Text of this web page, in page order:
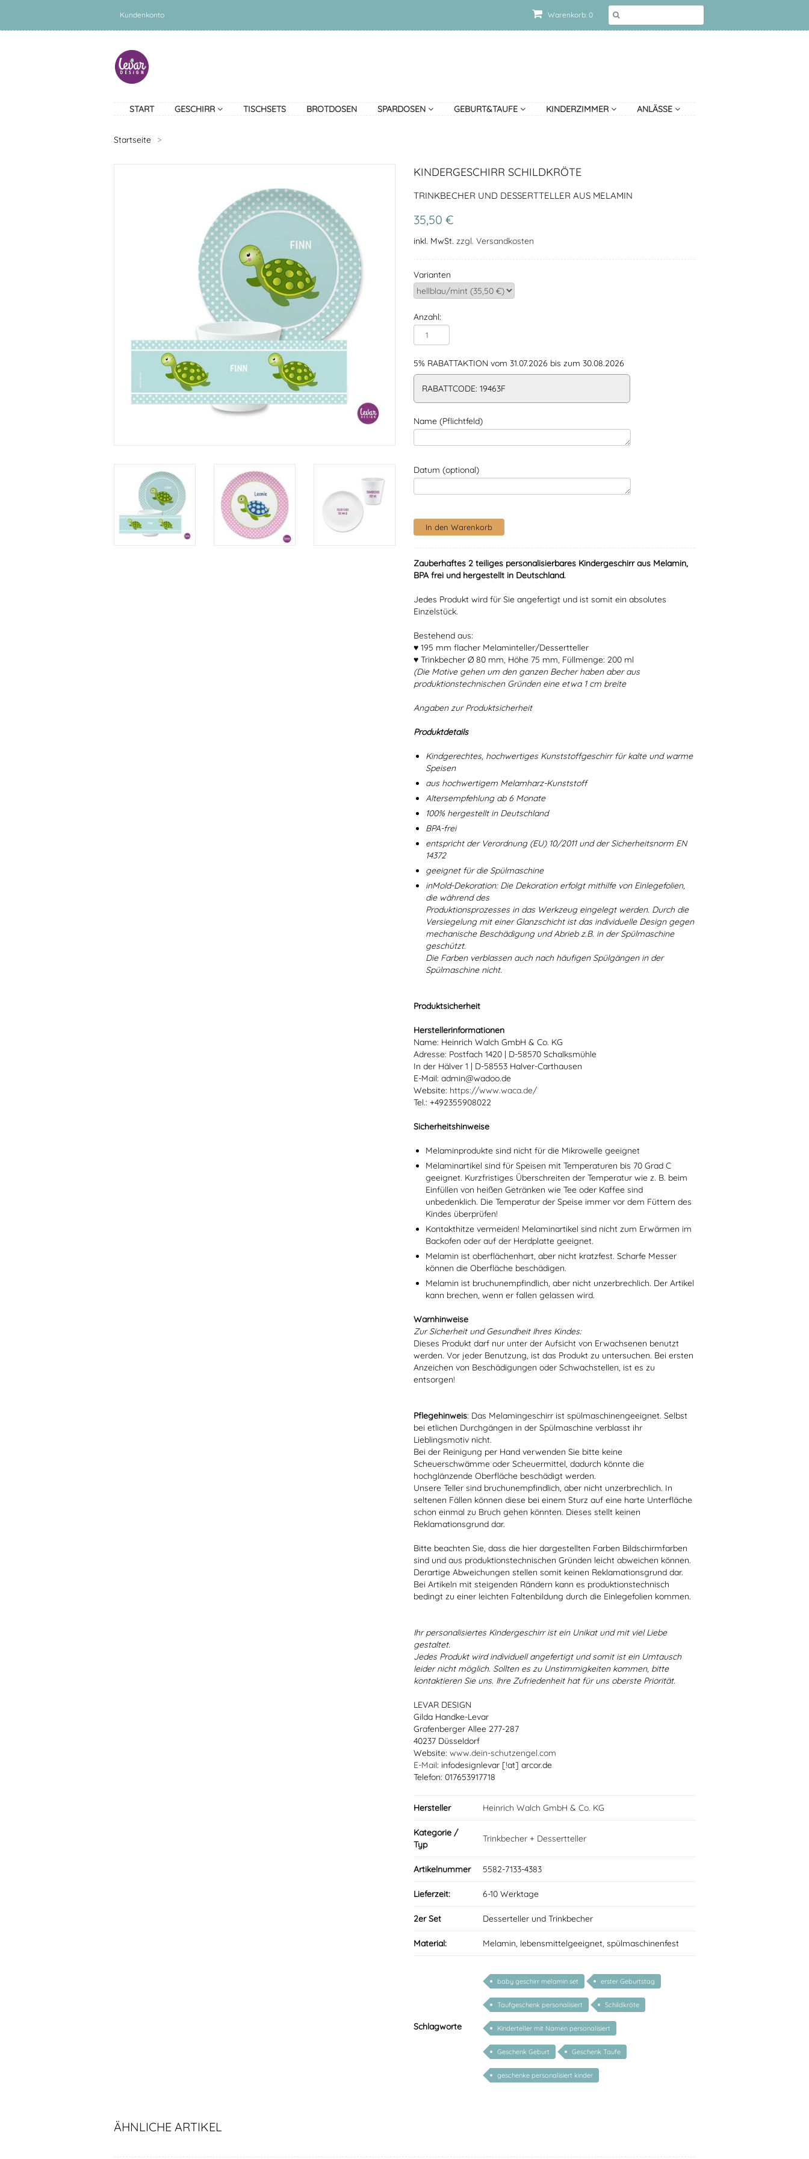
Warenkorb: 0
Kundenkonto
START GESCHIRR TISCHSETS BROTDOSEN SPARDOSEN GEBURT&TAUFE KINDERZIMMER ANLÄSSE
Startseite >
KINDERGESCHIRR SCHILDKRÖTE
TRINKBECHER UND DESSERTTELLER AUS MELAMIN
35,50 €
inkl. MwSt. zzgl. Versandkosten
Varianten
Anzahl:
5% RABATTAKTION vom 31.07.2026 bis zum 30.08.2026
RABATTCODE: 19463F
Name (Pflichtfeld)
Datum (optional)
Zauberhaftes 2 teiliges personalisierbares Kindergeschirr aus Melamin,
BPA frei und hergestellt in Deutschland.
Jedes Produkt wird für Sie angefertigt und ist somit ein absolutes
Einzelstück.
Bestehend aus:
♥ 195 mm flacher Melaminteller/Dessertteller
♥ Trinkbecher Ø 80 mm, Höhe 75 mm, Füllmenge: 200 ml
(Die Motive gehen um den ganzen Becher haben aber aus
produktionstechnischen Gründen eine etwa 1 cm breite
Angaben zur Produktsicherheit
Produktdetails
Kindgerechtes, hochwertiges Kunststoffgeschirr für kalte und warme
Speisen
aus hochwertigem Melamharz-Kunststoff
Altersempfehlung ab 6 Monate
100% hergestellt in Deutschland
BPA-frei
entspricht der Verordnung (EU) 10/2011 und der Sicherheitsnorm EN
14372
geeignet für die Spülmaschine
inMold-Dekoration: Die Dekoration erfolgt mithilfe von Einlegefolien,
die während des
Produktionsprozesses in das Werkzeug eingelegt werden. Durch die
Versiegelung mit einer Glanzschicht ist das individuelle Design gegen
mechanische Beschädigung und Abrieb z.B. in der Spülmaschine
geschützt.
Die Farben verblassen auch nach häufigen Spülgängen in der
Spülmaschine nicht.
Produktsicherheit
Herstellerinformationen
Name: Heinrich Walch GmbH & Co. KG
Adresse: Postfach 1420 | D-58570 Schalksmühle
In der Hälver 1 | D-58553 Halver-Carthausen
E-Mail: admin@wadoo.de
Website: https://www.waca.de/
Tel.: +492355908022
Sicherheitshinweise
Melaminprodukte sind nicht für die Mikrowelle geeignet
Melaminartikel sind für Speisen mit Temperaturen bis 70 Grad C
geeignet. Kurzfristiges Überschreiten der Temperatur wie z. B. beim
Einfüllen von heißen Getränken wie Tee oder Kaffee sind
unbedenklich. Die Temperatur der Speise immer vor dem Füttern des
Kindes überprüfen!
Kontakthitze vermeiden! Melaminartikel sind nicht zum Erwärmen im
Backofen oder auf der Herdplatte geeignet.
Melamin ist oberflächenhart, aber nicht kratzfest. Scharfe Messer
können die Oberfläche beschädigen.
Melamin ist bruchunempfindlich, aber nicht unzerbrechlich. Der Artikel
kann brechen, wenn er fallen gelassen wird.
Warnhinweise
Zur Sicherheit und Gesundheit Ihres Kindes:
Dieses Produkt darf nur unter der Aufsicht von Erwachsenen benutzt
werden. Vor jeder Benutzung, ist das Produkt zu untersuchen. Bei ersten
Anzeichen von Beschädigungen oder Schwachstellen, ist es zu
entsorgen!
Pflegehinweis: Das Melamingeschirr ist spülmaschinengeeignet. Selbst
bei etlichen Durchgängen in der Spülmaschine verblasst ihr
Lieblingsmotiv nicht.
Bei der Reinigung per Hand verwenden Sie bitte keine
Scheuerschwämme oder Scheuermittel, dadurch könnte die
hochglänzende Oberfläche beschädigt werden.
Unsere Teller sind bruchunempfindlich, aber nicht unzerbrechlich. In
seltenen Fällen können diese bei einem Sturz auf eine harte Unterfläche
schon einmal zu Bruch gehen könnten. Dieses stellt keinen
Reklamationsgrund dar.
Bitte beachten Sie, dass die hier dargestellten Farben Bildschirmfarben
sind und aus produktionstechnischen Gründen leicht abweichen können.
Derartige Abweichungen stellen somit keinen Reklamationsgrund dar.
Bei Artikeln mit steigenden Rändern kann es produktionstechnisch
bedingt zu einer leichten Faltenbildung durch die Einlegefolien kommen.
Ihr personalisiertes Kindergeschirr ist ein Unikat und mit viel Liebe
gestaltet.
Jedes Produkt wird individuell angefertigt und somit ist ein Umtausch
leider nicht möglich. Sollten es zu Unstimmigkeiten kommen, bitte
kontaktieren Sie uns. Ihre Zufriedenheit hat für uns oberste Priorität.
LEVAR DESIGN
Gilda Handke-Levar
Grafenberger Allee 277-287
40237 Düsseldorf
Website: www.dein-schutzengel.com
E-Mail: infodesignlevar [!at] arcor.de
Telefon: 017653917718
Hersteller Heinrich Walch GmbH & Co. KG
Kategorie /
Typ
Trinkbecher + Dessertteller
Artikelnummer 5582-7133-4383
Lieferzeit: 6-10 Werktage
2er Set Desserteller und Trinkbecher
Material: Melamin, lebensmittelgeeignet, spülmaschinenfest
Schlagworte
baby geschirr melamin set erster Geburtstag
Taufgeschenk personalisiert Schildkröte
Kinderteller mit Namen personalisiert
Geschenk Geburt Geschenk Taufe
geschenke personalisiert kinder
ÄHNLICHE ARTIKEL